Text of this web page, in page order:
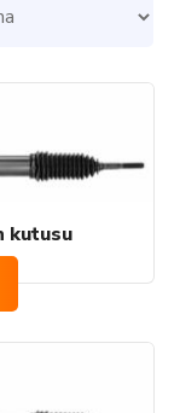
kutusu